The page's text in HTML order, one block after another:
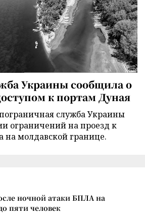
Украины сообщила о
к портам Дуная
служба Украины
ограничений на проезд к
на молдавской границе.
ночной атаки БПЛА на
пяти человек